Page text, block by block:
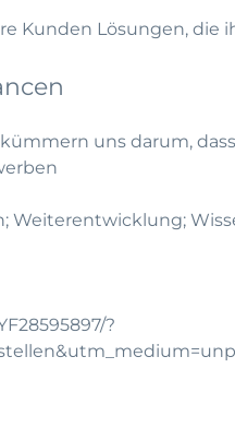
Kunden Lösungen, die
uns darum,
Weiterentwicklung;
?